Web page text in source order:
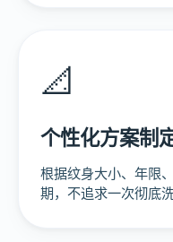
📐
个性化方案制
根据纹身大小、年限
期，不追求一次彻底